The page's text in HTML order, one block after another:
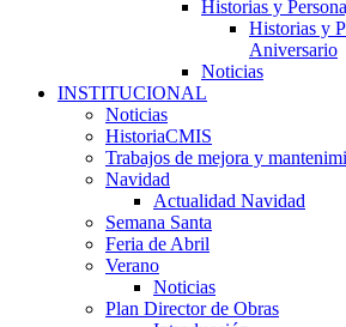
Historias y
Historias y
Aniversario
Noticias
INSTITUCIONAL
Noticias
HistoriaCMIS
Trabajos de mejora y
Navidad
Actualidad Navidad
Semana Santa
Feria de Abril
Verano
Noticias
Plan Director de Obras